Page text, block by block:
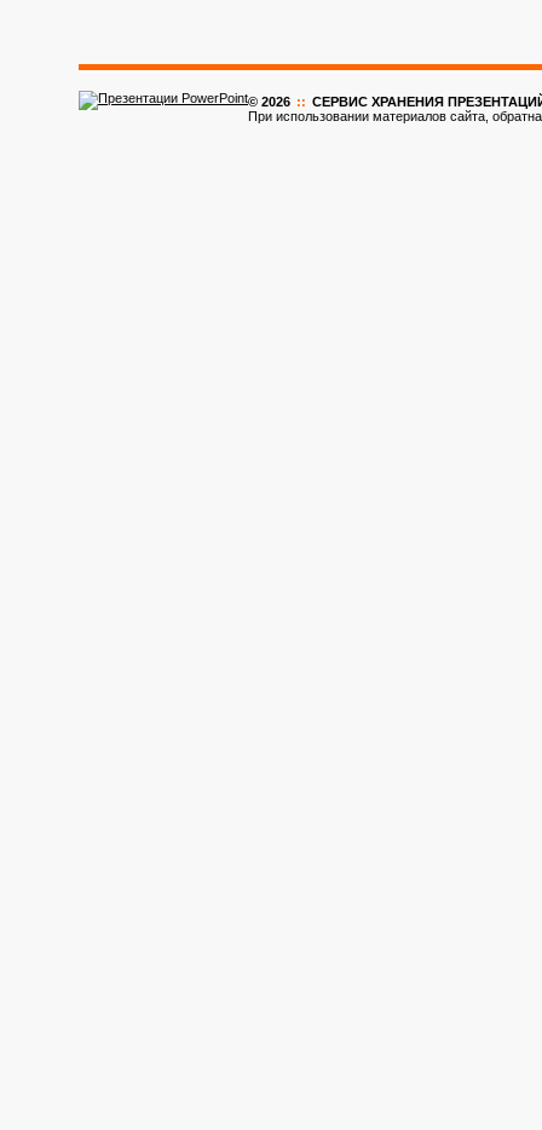
© 2026 :: CЕРВИС ХРАНЕНИЯ ПРЕЗЕНТАЦИЙ
При использовании материалов сайта,